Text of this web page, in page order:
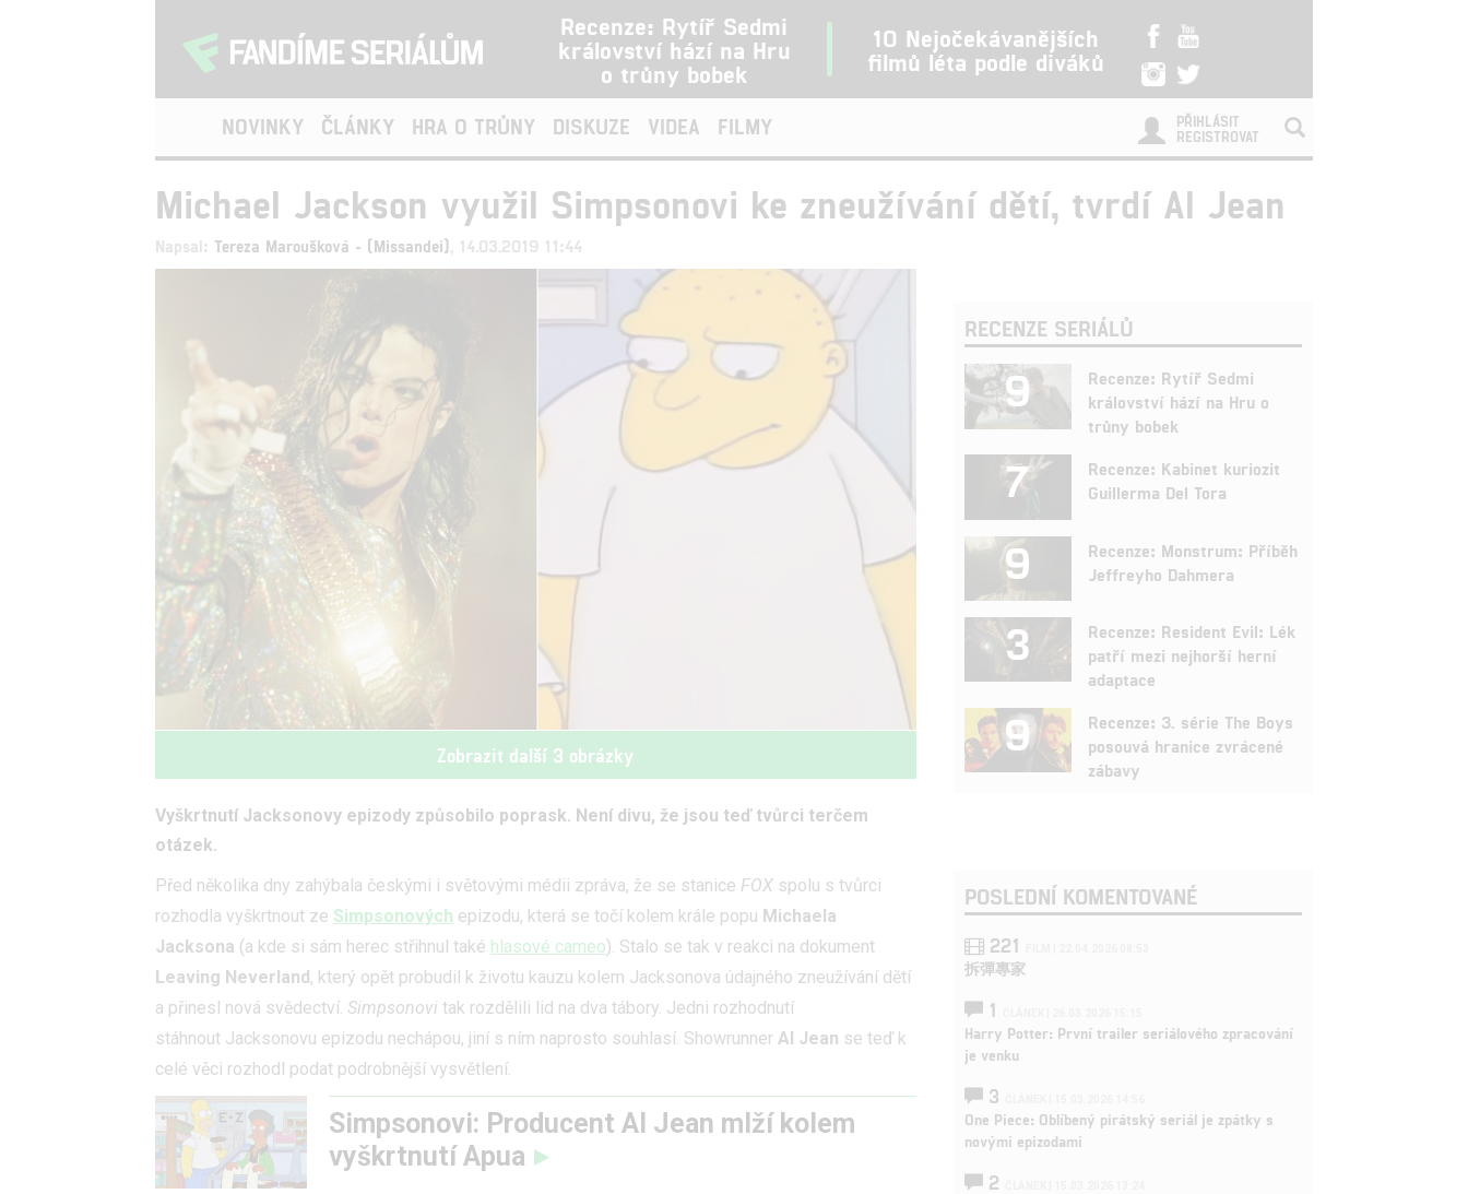
Recenze: Rytíř Sedmi
království hází na Hru
o trůny bobek
10 Nejočekávanějších
filmů léta podle diváků
NOVINKY ČLÁNKY HRA O TRŮNY DISKUZE VIDEA FILMY
PŘIHLÁSIT
REGISTROVAT
Michael Jackson využil Simpsonovi ke zneužívání dětí, tvrdí Al Jean
Napsal: Tereza Maroušková - (Missandei) , 14.03.2019 11:44
Zobrazit další 3 obrázky
Vyškrtnutí Jacksonovy epizody způsobilo poprask. Není divu, že jsou teď tvůrci terčem
otázek.
Před několika dny zahýbala českými i světovými médii zpráva, že se stanice FOX spolu s tvůrci
rozhodla vyškrtnout ze Simpsonových epizodu, která se točí kolem krále popu Michaela
Jacksona (a kde si sám herec střihnul také hlasové cameo). Stalo se tak v reakci na dokument
Leaving Neverland , který opět probudil k životu kauzu kolem Jacksonova údajného zneužívání dětí
a přinesl nová svědectví. Simpsonovi tak rozdělili lid na dva tábory. Jedni rozhodnutí
stáhnout Jacksonovu epizodu nechápou, jiní s ním naprosto souhlasí. Showrunner Al Jean se teď k
celé věci rozhodl podat podrobnější vysvětlení.
Simpsonovi: Producent Al Jean mlží kolem
vyškrtnutí Apua
RECENZE SERIÁLŮ
9
Recenze: Rytíř Sedmi
království hází na Hru o
trůny bobek
7
Recenze: Kabinet kuriozit
Guillerma Del Tora
9
Recenze: Monstrum: Příběh
Jeffreyho Dahmera
3
Recenze: Resident Evil: Lék
patří mezi nejhorší herní
adaptace
9
Recenze: 3. série The Boys
posouvá hranice zvrácené
zábavy
POSLEDNÍ KOMENTOVANÉ
221
拆彈專家
1
Harry Potter: První trailer seriálového zpracování
je venku
3
One Piece: Oblíbený pirátský seriál je zpátky s
novými epizodami
2